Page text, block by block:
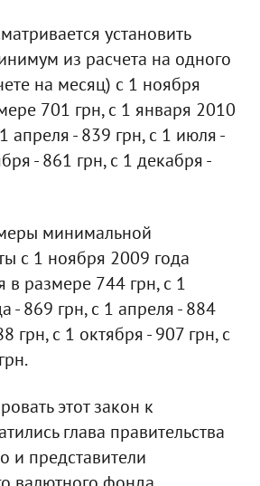
установить
из расчета на одного
на месяц) с 1 ноября
701 грн, с 1 января 2010
апреля - 839 грн, с 1 июля -
- 861 грн, с 1 декабря -
минимальной
с 1 ноября 2009 года
в размере 744 грн, с 1
- 869 грн, с 1 апреля - 884
грн, с 1 октября - 907 грн, с
этот закон к
глава правительства
представители